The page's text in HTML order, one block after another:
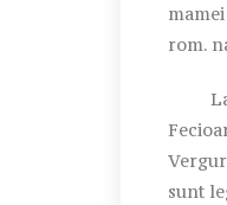
rom.
La 8
sunt